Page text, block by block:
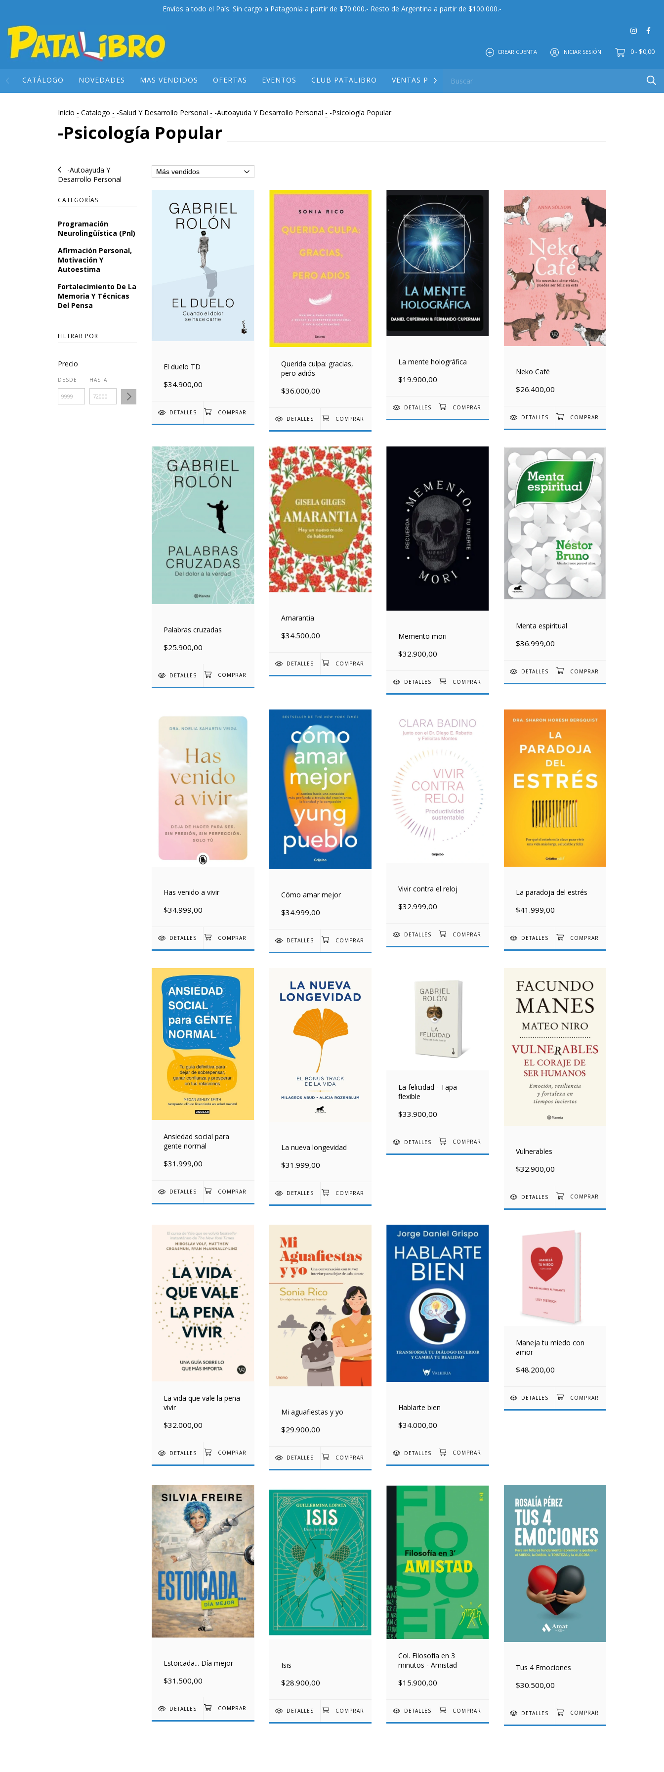
Envíos a todo el País. Sin cargo a Patagonia a partir de $70.000.- Resto de Argentina a partir de $100.000.-
CREAR CUENTA INICIAR SESIÓN 0 - $0,00
CATÁLOGO NOVEDADES MAS VENDIDOS OFERTAS EVENTOS CLUB PATALIBRO VENTAS POR MAYOR
Inicio - Catalogo - -Salud Y Desarrollo Personal - -Autoayuda Y Desarrollo Personal - -Psicología Popular
-Psicología Popular
-Autoayuda Y
Desarrollo Personal
CATEGORÍAS
Programación
Neurolingüística (Pnl)
Afirmación Personal,
Motivación Y
Autoestima
Fortalecimiento De La
Memoria Y Técnicas
Del Pensa
FILTRAR POR
Precio
DESDE HASTA
El duelo TD
$34.900,00
DETALLES
Querida culpa: gracias,
pero adiós
$36.000,00
DETALLES
La mente holográfica
$19.900,00
DETALLES
Neko Café
$26.400,00
DETALLES
Palabras cruzadas
$25.900,00
DETALLES
Amarantia
$34.500,00
DETALLES
Memento mori
$32.900,00
DETALLES
Menta espiritual
$36.999,00
DETALLES
Has venido a vivir
$34.999,00
DETALLES
Cómo amar mejor
$34.999,00
DETALLES
Vivir contra el reloj
$32.999,00
DETALLES
La paradoja del estrés
$41.999,00
DETALLES
Ansiedad social para
gente normal
$31.999,00
DETALLES
La nueva longevidad
$31.999,00
DETALLES
La felicidad - Tapa
flexible
$33.900,00
DETALLES
Vulnerables
$32.900,00
DETALLES
La vida que vale la pena
vivir
$32.000,00
DETALLES
Mi aguafiestas y yo
$29.900,00
DETALLES
Hablarte bien
$34.000,00
DETALLES
Maneja tu miedo con
amor
$48.200,00
DETALLES
Estoicada... Día mejor
$31.500,00
DETALLES
Isis
$28.900,00
DETALLES
Col. Filosofía en 3
minutos - Amistad
$15.900,00
DETALLES
Tus 4 Emociones
$30.500,00
DETALLES